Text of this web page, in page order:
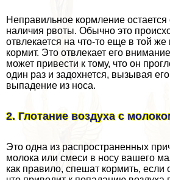
Неправильное кормление
наличия рвоты. Обычно это
отвлекается на что-то еще в той же
кормит. Это отвлекает его
может привести к тому, что он
один раз и задохнется, вызывая
выпадение из носа.
2. Глотание воздуха с
Это одна из распространенных
молока или смеси в носу вашего
как правило, спешат кормить,